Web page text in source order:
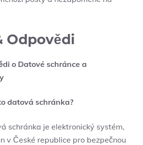
Odpovědi
o Datové schránce a
datová schránka?
schránka je elektronický systém,
v České republice pro bezpečnou